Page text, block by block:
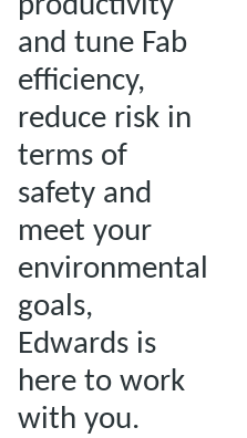
and tune Fab
efficiency,
reduce risk in
terms of
safety and
meet your
environmental
goals,
Edwards is
here to work
with you.